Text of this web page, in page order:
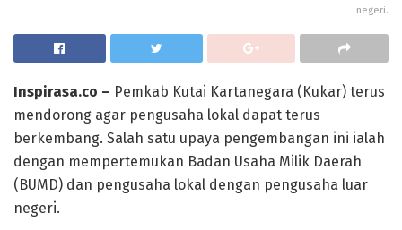
negeri.
Inspirasa.co – Pemkab Kutai Kartanegara (Kukar) terus
mendorong agar pengusaha lokal dapat terus
berkembang. Salah satu upaya pengembangan ini ialah
dengan mempertemukan Badan Usaha Milik Daerah
(BUMD) dan pengusaha lokal dengan pengusaha luar
negeri.